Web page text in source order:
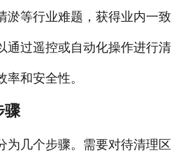
淤等行业难题，获得业内一致
通过遥控或自动化操作进行清
和安全性。
骤
为几个步骤。需要对待清理区